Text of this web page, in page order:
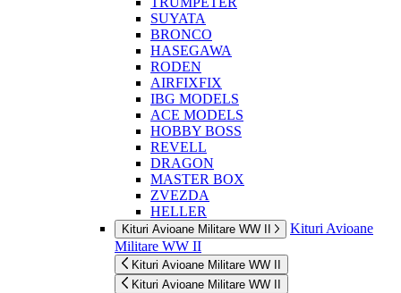
SUYATA
BRONCO
HASEGAWA
RODEN
AIRFIXFIX
IBG MODELS
ACE MODELS
HOBBY BOSS
REVELL
DRAGON
MASTER BOX
ZVEZDA
HELLER
Kituri Avioane Militare WW II
Kituri Avioane
Militare WW II
Kituri Avioane Militare WW II
Kituri Avioane Militare WW II